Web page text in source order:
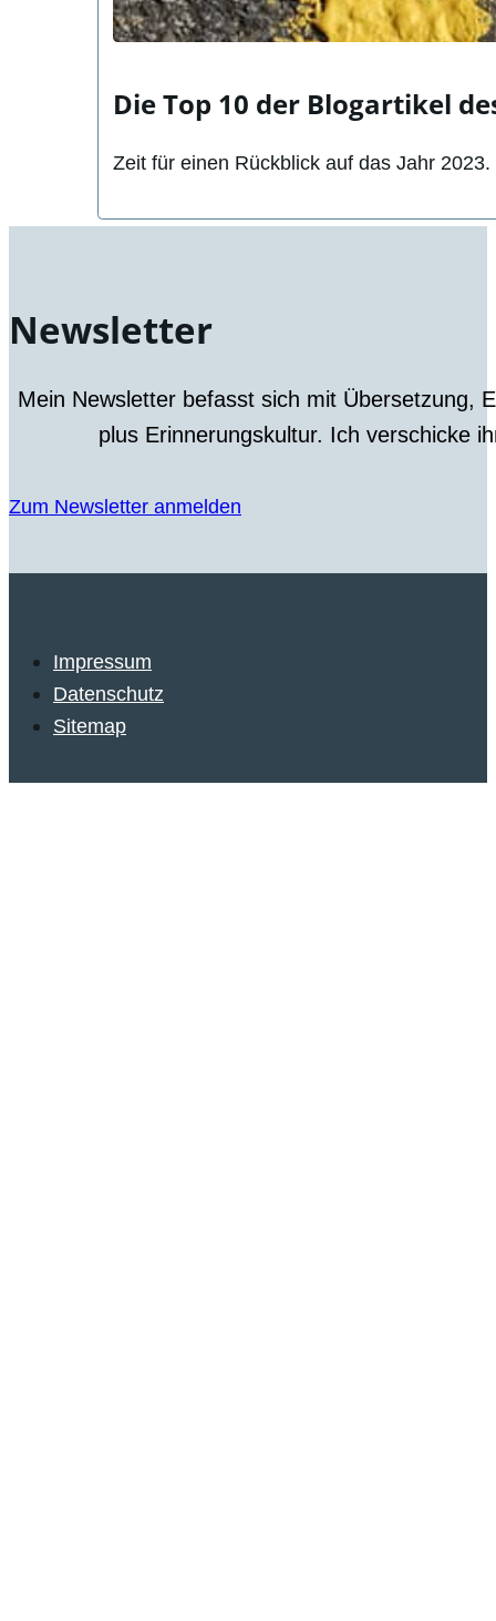
Die Top 10 der Blogartikel
Zeit für einen Rückblick auf das Jahr
Newsletter
Mein Newsletter befasst sich mit Übersetzung,
plus Erinnerungskultur. Ich verschicke
Zum Newsletter anmelden
Impressum
Datenschutz
Sitemap